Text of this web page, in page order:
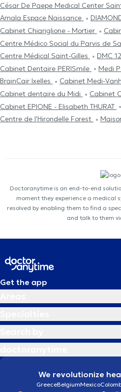
César De Paepe Medical Center
Amala Espace Naissance
Cabinet Chiariglione - Mortier
Centre Médico Social du Parvis de
Centre Médical Saint-Gilles
DMC
Cabinet Dentaire PERISmile
Medi
BrainCair Ixelles
Cabinet Medi-
Cabinet dentaire du Midi
Cabinet
Cabinet EPIONE - Elisabeth THURAT
Centre de l'Hirondelle Forest
Doctoranytime is an end-to-end
moment they experience a medical
resolved by enabling them to find a
and talk to them
Get the app
We revolutionize
GreeceBelgiumMexico